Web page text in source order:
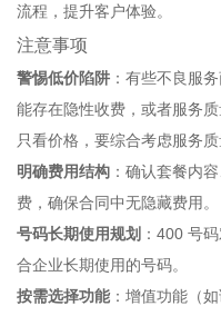
流程，提升客户体验。
注意事项
警惕低价陷阱 ：有些不良服
能存在隐性收费，或者服务
只看价格，要综合考虑服务质
明确费用结构 ：确认套餐内
费，确保合同中无隐藏费用。
号码长期使用规划 ：400 号
合企业长期使用的号码。
按需选择功能：增值功能（